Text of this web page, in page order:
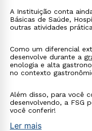
A Instituição conta
Básicas de Saúde,
outras atividades
Como um diferencial
desenvolve durante a
enologia e alta
no contexto
Além disso, para você
desenvolvendo, a FSG
você conferir!
Ler mais